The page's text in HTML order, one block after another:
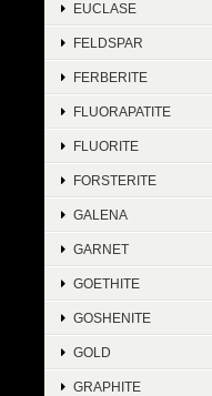
EUCLASE
FELDSPAR
FERBERITE
FLUORAPATITE
FLUORITE
FORSTERITE
GALENA
GARNET
GOETHITE
GOSHENITE
GOLD
GRAPHITE